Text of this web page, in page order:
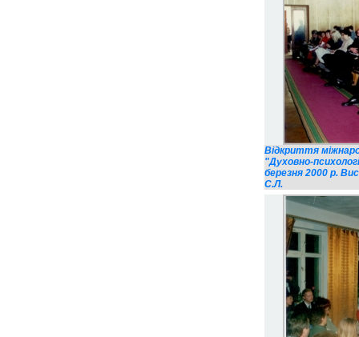
Відкриття
"Духовно-
березня 2000 р.
С.Л.